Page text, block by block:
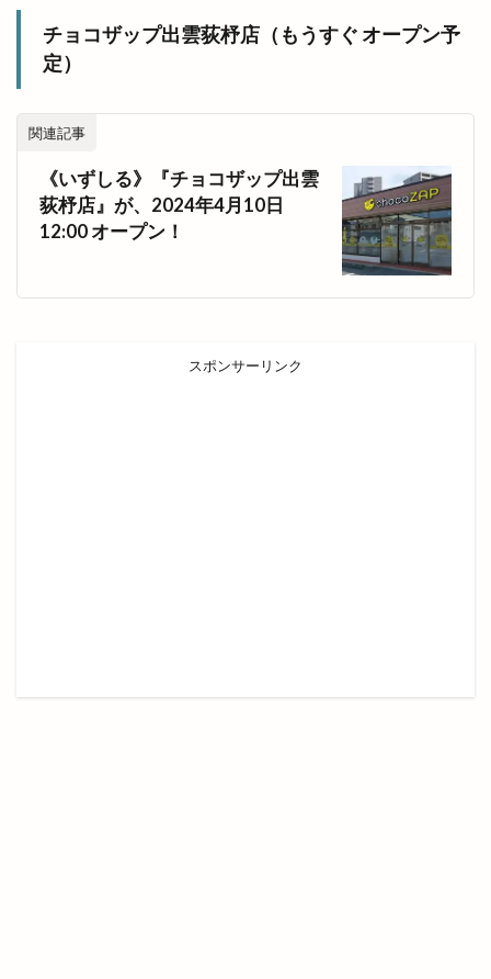
チョコザップ出雲荻杼店（もうすぐ オープン予
定）
関連記事
《いずしる》『チョコザップ出雲
荻杼店』が、2024年4月10日
12:00 オープン！
スポンサーリンク